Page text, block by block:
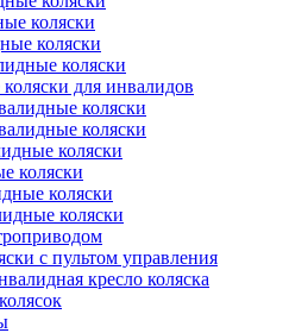
коляски
коляски
коляски
для инвалидов
коляски
коляски
коляски
коляски
коляски
коляски
с пультом управления
кресло коляска